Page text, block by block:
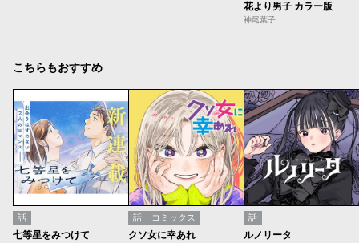
花より男子 カラー版
神尾葉子
こちらもおすすめ
話
七等星をみつけて
話 コミックス
クソ女に幸あれ
話
ルノリータ